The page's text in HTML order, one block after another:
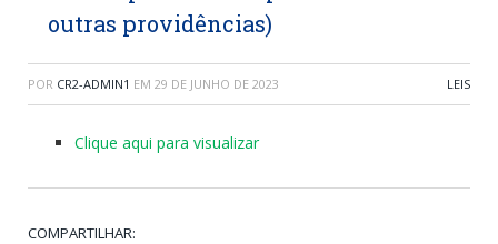
outras providências)
POR CR2-ADMIN1 EM 29 DE JUNHO DE 2023 LEIS
Clique aqui para visualizar
COMPARTILHAR: